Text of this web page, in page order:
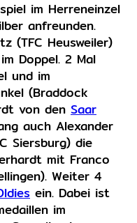
im Herreneinzel
anfreunden.
(TFC Heusweiler)
Doppel. 2 Mal
und im
(Braddock
von den Saar
auch Alexander
Siersburg) die
mit Franco
Weiter 4
ein. Dabei ist
im